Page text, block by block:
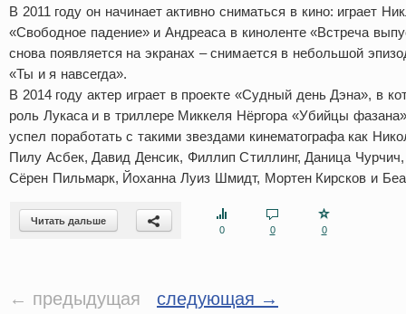
В 2011 году он начинает активно сниматься в кино: играет
«Свободное падение» и Андреаса в киноленте «Встреча
снова появляется на экранах – снимается в небольшой
«Ты и я навсегда».
В 2014 году актер играет в проекте «Судный день Дэна», в
роль Лукаса и в триллере Миккеля Нёргора «Убийцы
успел поработать с такими звездами кинематографа как
Пилу Асбек, Давид Денсик, Филлип Стиллинг, Даница
Сёрен Пильмарк, Йоханна Луиз Шмидт, Мортен Кирсков и
Читать дальше
0
0 0
← предыдущая следующая →